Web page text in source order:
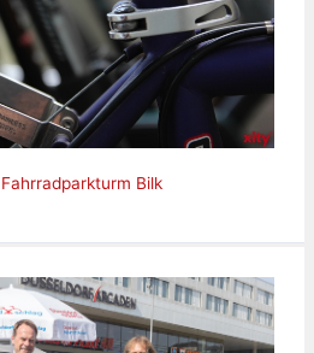
Bilk